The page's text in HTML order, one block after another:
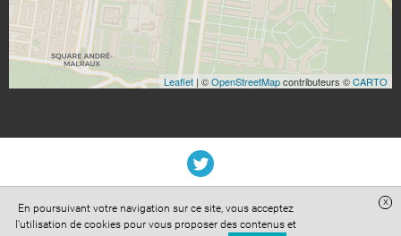
Leaflet | ©OpenStreetMapcontributeurs ©CARTO
Site réalisé avecDigital Avocat
Accès administration
Confidentialité Conditions Générales de Vente
En poursuivant votre navigation sur ce site, vous acceptez
l'utilisation de cookies pour vous proposer des contenus et
x